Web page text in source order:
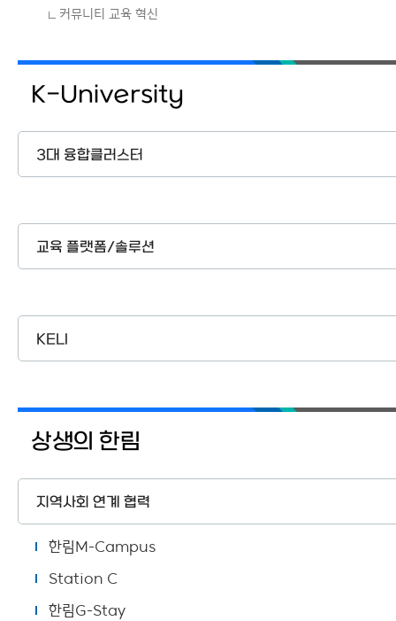
커뮤니티 교육 혁신
K-University
3대 융합클러스터
교육 플랫폼/솔루션
KELI
상생의 한림
지역사회 연계 협력
한림M-Campus
Station C
한림G-Stay